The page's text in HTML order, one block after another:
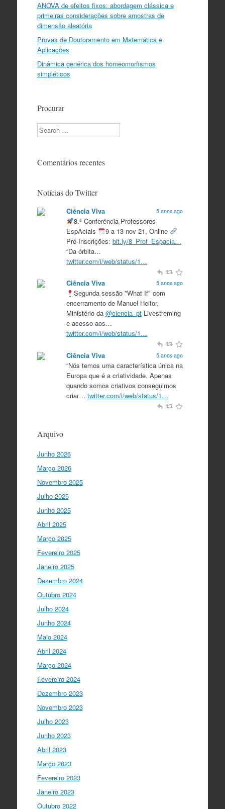
ANOVA de efeitos fixos: abordagem clássica e
primeiras considerações sobre amostras de
dimensão aleatória
Provas de Doutoramento em Matemática e
Aplicações
Dinâmica genérica dos homeomorfismos
simpléticos
Procurar
Search
Comentários recentes
Notícias do Twitter
Ciência Viva 5 anos ago
8.ª Conferência Professores
EspAciais
9 a 13 nov 21, Online
Pré-Inscrições: bit.ly/8_Prof_Espacia…
“Da órbita…
twitter.com/i/web/status/1…
Ciência Viva 5 anos ago
Segunda sessão "What If" com
encerramento de Manuel Heitor,
Ministério da @ciencia_ptLivestreming
e acesso aos…
twitter.com/i/web/status/1…
Ciência Viva 5 anos ago
“Nós temos uma característica única na
Europa que é a criatividade. Apenas
quando somos criativos conseguimos
criar… twitter.com/i/web/status/1…
coesão…
Ciência Viva
Ciência foi o momento fundamental
para a mudança do ensino em Portugal,
I Gulbenkian Ciência
Fantastic closing up of
about "Communicating at the Speed of
Science" with the…
twitter.com/i/web/status/1…
Ciência Viva
"Hoje fazemos parte de equipas
europeias multidisciplinares que têm
um objetivo comum: a resolução de
problemas mun…
twitter.com/i/web/status/1…
Ciência Viva
“O impacto dos jovens investigadores,
como eu, na sociedade é hoje muito
fecha…
Ciência Viva
cultura científica no futuro da Europa
em direto do
Acompanhe li…
twitter.com/i/web/status/1…
Arquivo
Junho 2026
Março 2026
Novembro 2025
Julho 2025
Junho 2025
Abril 2025
Março 2025
Fevereiro 2025
Janeiro 2025
Dezembro 2024
Outubro 2024
Julho 2024
Junho 2024
Maio 2024
Abril 2024
Março 2024
Fevereiro 2024
Dezembro 2023
Novembro 2023
Julho 2023
Junho 2023
Abril 2023
Março 2023
Fevereiro 2023
Janeiro 2023
Outubro 2022